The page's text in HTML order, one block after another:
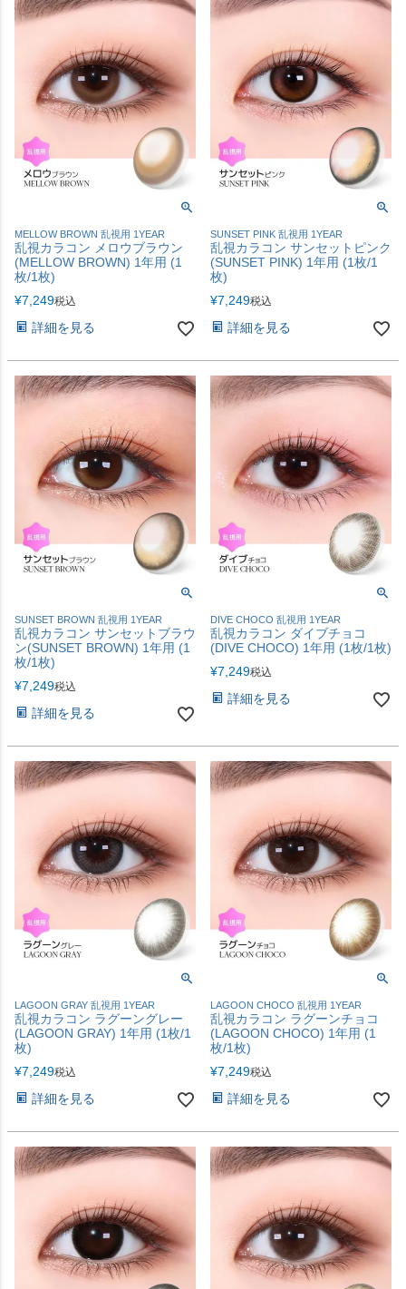
MELLOW BROWN 乱視用 1YEAR
乱視カラコン メロウブラウン
(MELLOW BROWN) 1年用 (1
枚/1枚)
¥7,249税込
詳細を見る
SUNSET PINK 乱視用 1YEAR
乱視カラコン サンセットピンク
(SUNSET PINK) 1年用 (1枚/1
枚)
¥7,249税込
詳細を見る
SUNSET BROWN 乱視用 1YEAR
乱視カラコン サンセットブラウ
ン(SUNSET BROWN) 1年用 (1
枚/1枚)
¥7,249税込
詳細を見る
DIVE CHOCO 乱視用 1YEAR
乱視カラコン ダイブチョコ
(DIVE CHOCO) 1年用 (1枚/1枚)
¥7,249税込
詳細を見る
LAGOON GRAY 乱視用 1YEAR
乱視カラコン ラグーングレー
(LAGOON GRAY) 1年用 (1枚/1
枚)
¥7,249税込
詳細を見る
LAGOON CHOCO 乱視用 1YEAR
乱視カラコン ラグーンチョコ
(LAGOON CHOCO) 1年用 (1
枚/1枚)
¥7,249税込
詳細を見る